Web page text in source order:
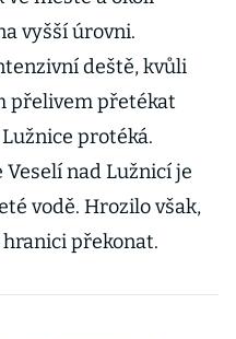
vyšší úrovni.
deště, kvůli
přelivem přetékat
protéká.
nad Lužnicí je
vodě. Hrozilo však,
překonat.